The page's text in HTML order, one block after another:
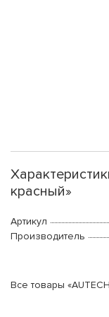
красный»
Артикул
Производитель
Все товары